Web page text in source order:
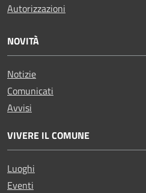
Autorizzazioni
NOVITÀ
Notizie
Comunicati
Avvisi
VIVERE IL COMUNE
Luoghi
Eventi